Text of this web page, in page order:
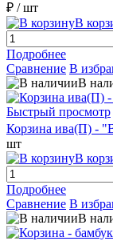
₽ / шт
В
Подробнее
Сравнение В
В
Быстрый просмотр
Корзина ива(П) -
шт
В
Подробнее
Сравнение В
В